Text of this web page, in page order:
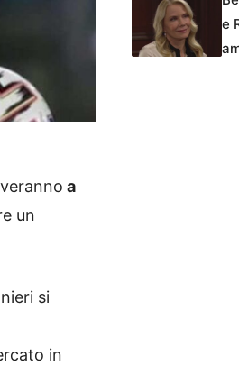
a
un
si
in
e